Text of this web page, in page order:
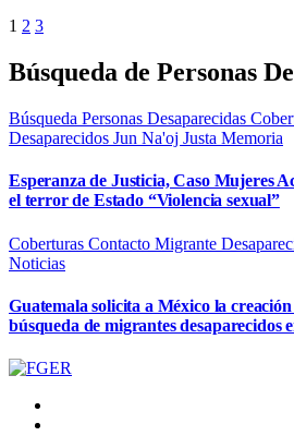
Paginación
de
entradas
1 2 3
Búsqueda de Personas
Búsqueda Personas Desaparecidas
Desaparecidos Jun Na'oj Justa Memoria
Esperanza de Justicia, Caso Mujeres
el terror de Estado “Violencia sexual”
Coberturas Contacto Migrante
Noticias
Guatemala solicita a México la
búsqueda de migrantes desaparecidos